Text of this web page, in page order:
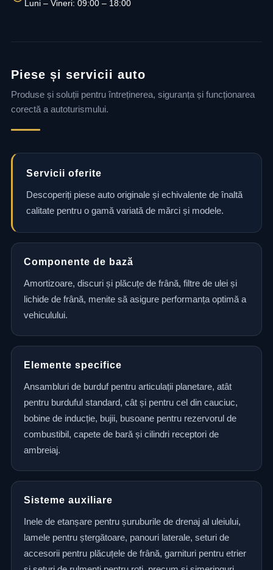
Luni – Vineri: 09:00 – 18:00
Piese și servicii auto
Produse și soluții pentru întreținerea, siguranța și funcționarea
corectă a autoturismului.
Servicii oferite
Descoperiți piese auto originale și echivalente de înaltă
calitate pentru o gamă variată de mărci și modele.
Componente de bază
Amortizoare, discuri și plăcuțe de frână, filtre de ulei și
lichide de frână, menite să asigure performanța optimă a
vehiculului.
Elemente specifice
Ansambluri de burduf pentru articulații planetare, atât
pentru burduful standard, cât și pentru cel din cauciuc,
bobine de inducție, bujii, busoane pentru rezervorul de
combustibil, capete de bară și cilindri receptori de
ambreiaj.
Sisteme auxiliare
Inele de etanșare pentru șuruburile de drenaj al uleiului,
lamele pentru ștergătoare, panouri laterale, seturi de
accesorii pentru plăcuțele de frână, garnituri pentru etrier